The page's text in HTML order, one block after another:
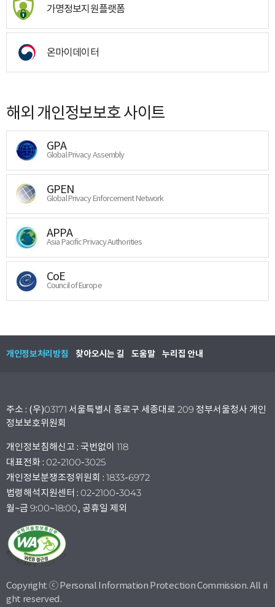
가명정보지원플랫폼
온마이데이터
해외 개인정보보호 사이트
GPA
Global Privacy Assembly
GPEN
Global Privacy Enforcement Network
APPA
Asia Pacific Privacy Authorities
CoE
Council of Europe
개인정보처리방침 찾아오시는 길 도움말 누리집 안내
주소 : (우)03171 서울특별시 종로구 세종대로 209 정부서울청사 개인
정보보호위원회
개인정보침해신고 : 국번없이 118
대표전화 : 02-2100-3025
개인정보분쟁조정위원회 : 1833-6972
법령해석지원센터 : 02-2100-3043
월~금 9:00~18:00, 공휴일 제외
Copyright ⓒ Personal Information Protection Commission. All ri
ght reserved.